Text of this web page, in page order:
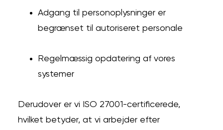
Adgang til personoplysninger er
begrænset til autoriseret personale
Regelmæssig opdatering af vores
systemer
Derudover er vi ISO 27001-certificerede,
hvilket betyder, at vi arbejder efter